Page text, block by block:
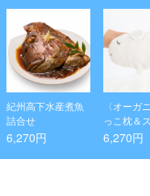
紀州高下水産煮魚
詰合せ
6,270円
〈オーガ
っこ枕＆
ット〉ひつ
6,270円